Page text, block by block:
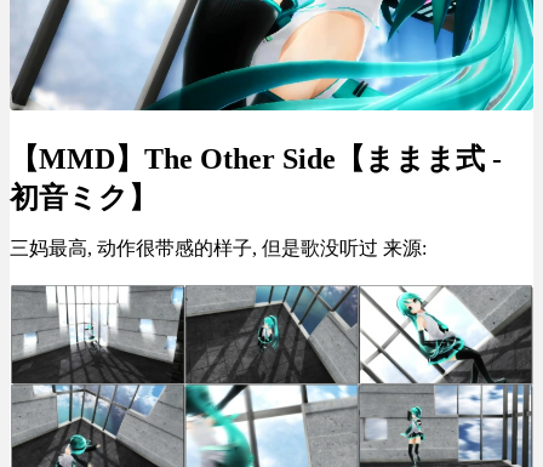
【MMD】The Other Side【ままま式 -
初音ミク】
三妈最高, 动作很带感的样子, 但是歌没听过 来源: